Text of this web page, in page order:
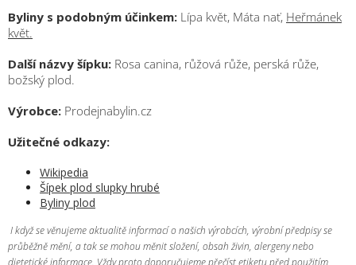
Byliny s podobným účinkem: Lípa květ, Máta nať, Heřmánek
květ.
Další názvy šípku: Rosa canina, růžová růže, perská růže,
božský plod.
Výrobce: Prodejnabylin.cz
Užitečné odkazy:
Wikipedia
Šípek plod slupky hrubé
Byliny plod
I když se věnujeme aktualitě informací o našich výrobcích, výrobní předpisy se
průběžně mění, a tak se mohou měnit složení, obsah živin, alergeny nebo
dietetické informace. Vždy proto doporučujeme přečíst etiketu před použitím